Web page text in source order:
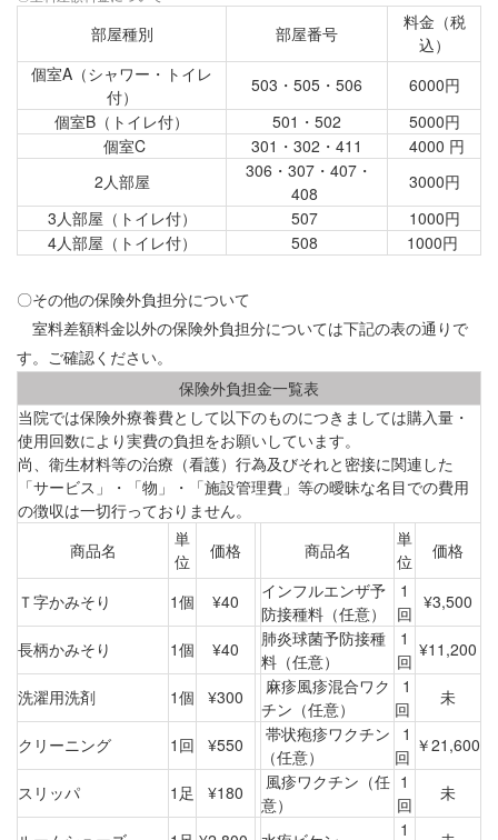
部屋種別 部屋番号
料金（税
込）
個室A（シャワー・トイレ
付）
503・505・506
6000円
個室B（トイレ付）
501・502
5000円
個室C
301・302・411
4000 円
2人部屋
306・307・407・
408
3000円
3人部屋（トイレ付）
507
1000円
4人部屋（トイレ付）
508 1000円
〇その他の保険外負担分について
室料差額料金以外の保険外負担分については下記の表の通りで
す。ご確認ください。
保険外負担金一覧表
当院では保険外療養費として以下のものにつきましては購入量・
使用回数により実費の負担をお願いしています。
尚、衛生材料等の治療（看護）行為及びそれと密接に関連した
「サービス」・「物」・「施設管理費」等の曖昧な名目での費用
の徴収は一切行っておりません。
商品名
単
位
価格 商品名
単
位
価格
Ｔ字かみそり 1個 ¥40
インフルエンザ予
防接種料（任意）
1
回
¥3,500
長柄かみそり 1個 ¥40
肺炎球菌予防接種
料（任意）
1
回
¥11,200
洗濯用洗剤 1個 ¥300
麻疹風疹混合ワク
チン（任意）
1
回
未
クリーニング 1回 ¥550
帯状疱疹ワクチン
（任意）
1
回
￥21,600
スリッパ 1足 ¥180
風疹ワクチン（任
意）
1
回
未
1